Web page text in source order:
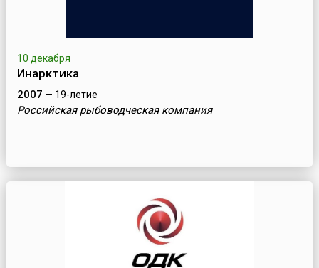
10 декабря
Инарктика
2007 — 19-летие
Российская рыбоводческая компания